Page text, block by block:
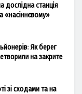
дослідна станція
«насіннєвому»
Як берег
на закрите
зі сходами та на